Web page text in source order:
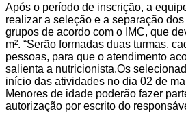
Após o período de inscrição, a
realizar a seleção e a separação
grupos de acordo com o IMC, que
m². “Serão formadas duas turmas,
pessoas, para que o atendimento
salienta a nutricionista.Os
início das atividades no dia 02 de
Menores de idade poderão fazer
autorização por escrito do